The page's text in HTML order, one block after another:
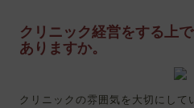
クリニック経営をする上
ありますか。
クリニックの雰囲気を大切にして